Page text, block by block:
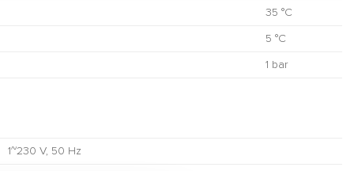
35 °C
5 °C
1 bar
1~230 V, 50 Hz